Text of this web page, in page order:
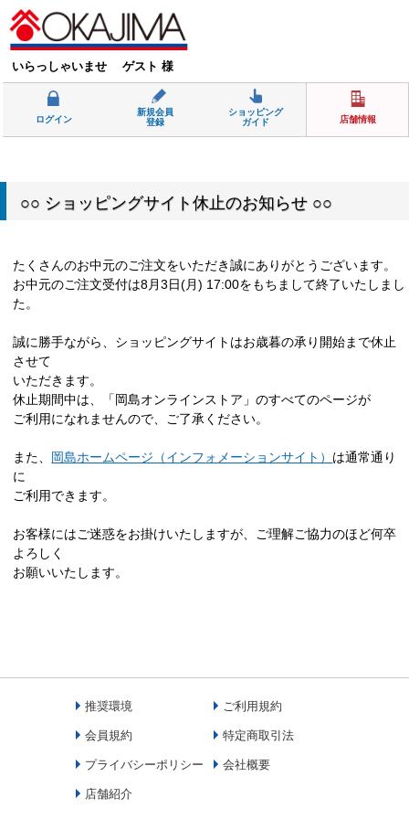
いらっしゃいませ ゲスト 様
ログイン
新規会員
登録
ショッピング
ガイド
店舗情報
○○ ショッピングサイト休止のお知らせ ○○
たくさんのお中元のご注文をいただき誠にありがとうございます。
お中元のご注文受付は8月3日(月) 17:00をもちまして終了いたしまし
た。
誠に勝手ながら、ショッピングサイトはお歳暮の承り開始まで休止
させて
いただきます。
休止期間中は、「岡島オンラインストア」のすべてのページが
ご利用になれませんので、ご了承ください。
また、 岡島ホームページ（インフォメーションサイト） は通常通り
に
ご利用できます。
お客様にはご迷惑をお掛けいたしますが、ご理解ご協力のほど何卒
よろしく
お願いいたします。
推奨環境 ご利用規約
会員規約 特定商取引法
プライバシーポリシー 会社概要
店舗紹介